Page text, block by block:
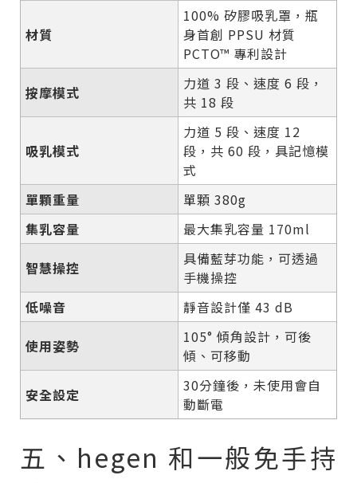
材質
100% 矽膠吸乳罩，瓶
身首創 PPSU 材質
PCTO™ 專利設計
按摩模式
力道 3 段、速度 6 段，
共 18 段
吸乳模式
力道 5 段、速度 12
段，共 60 段，具記憶模
式
單顆重量
單顆 380g
集乳容量
最大集乳容量 170ml
智慧操控
具備藍芽功能，可透過
手機操控
低噪音
靜音設計僅 43 dB
使用姿勢
105° 傾角設計，可後
傾、可移動
安全設定
30分鐘後，未使用會自
動斷電
五、hegen 和一般免手持